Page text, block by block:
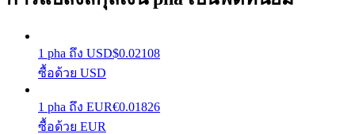
1 pha ถึง USD$0.02108
ซื้อด้วย USD
1 pha ถึง EUR€0.01826
ซื้อด้วย EUR